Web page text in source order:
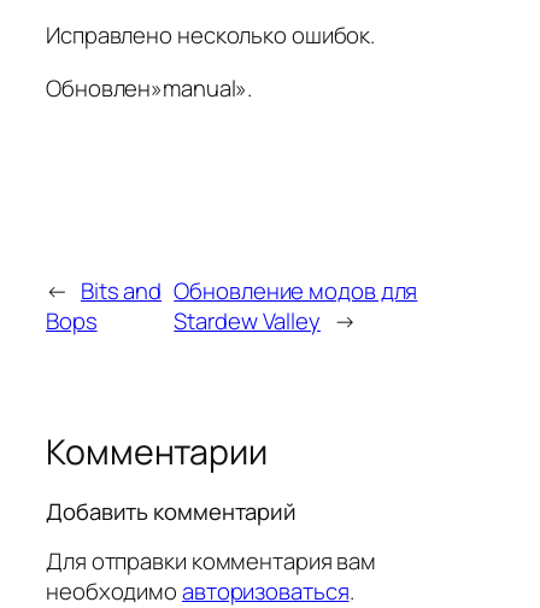
Исправлено несколько ошибок.
Обновлен»manual».
← Bits and
Bops
Обновление модов для
Stardew Valley →
Комментарии
Добавить комментарий
Для отправки комментария вам
необходимоавторизоваться.